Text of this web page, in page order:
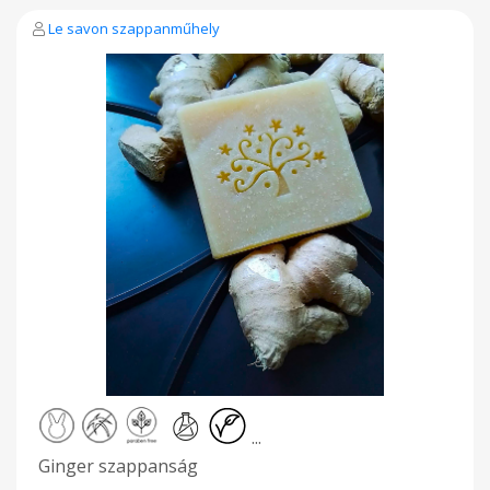
ápolására alkalmas, még a száraz, érzékeny, gyulladt, gyorsan
öregedő, ráncos bőrre is, de kezelhetők vele a pattanások, a
szeborrea, és rovarcsípés esetén is segítséget jelenthet. A
hajszálakat élénkíti, fényesíti, és serkenti a haj növekedését."
Összetevők: elszappanosított olívaolaj, kókuszvaj, állati
zsiradék, mica( ásványiszínező), keményítő, 100%
természetes geránium-ylang ylang illóolaj, desztillált víz,
nátrium laktát glicerin˚ *a szappanosodás során természetes
úton keletkezik Ingredients: saponified olive oil, coconut
butter, animal fat, mica (mineral coloring), starch, 100%
natural geranium-ylang-ylang essential oil, distilled water,
sodium lactate glycerin˚ * occurs naturally during
Le savon szappanműhely
...
Ginger szappanság